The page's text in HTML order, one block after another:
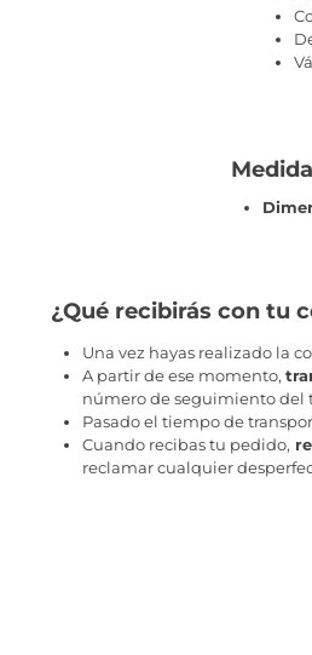
¿Qué recibirás con tu
Una vez hayas realizado la
A partir de ese momento,
número de seguimiento del
Pasado el tiempo de
Cuando recibas tu pedido,
reclamar cualquier